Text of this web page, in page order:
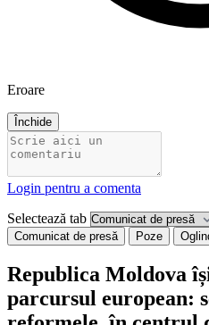
Eroare
Închide
Login pentru a comenta
Selectează tab
Comunicat de presă Poze
Republica Moldova
parcursul european: